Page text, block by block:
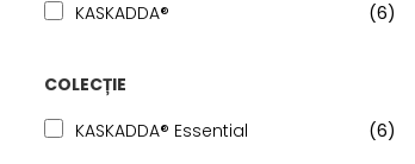
KASKADDA®
(6)
COLECȚIE
KASKADDA® Essential
(6)